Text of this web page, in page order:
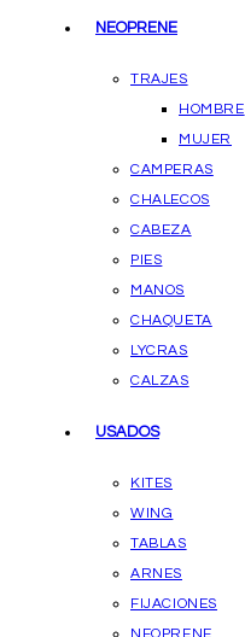
NEOPRENE
TRAJES
HOMBRE
MUJER
CAMPERAS
CHALECOS
CABEZA
PIES
MANOS
CHAQUETA
LYCRAS
CALZAS
USADOS
KITES
WING
TABLAS
ARNES
FIJACIONES